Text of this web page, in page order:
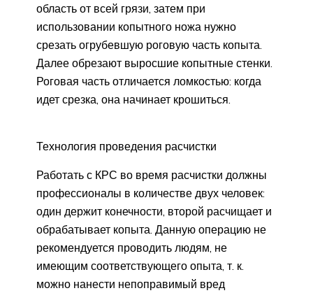
область от всей грязи, затем при
использовании копытного ножа нужно
срезать огрубевшую роговую часть копыта.
Далее обрезают выросшие копытные стенки.
Роговая часть отличается ломкостью: когда
идет срезка, она начинает крошиться.
Технология проведения расчистки
Работать с КРС во время расчистки должны
профессионалы в количестве двух человек:
один держит конечности, второй расчищает и
обрабатывает копыта. Данную операцию не
рекомендуется проводить людям, не
имеющим соответствующего опыта, т. к.
можно нанести непоправимый вред